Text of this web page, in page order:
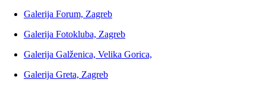
Galerija Forum, Zagreb
Galerija Fotokluba, Zagreb
Galerija Galženica, Velika Gorica,
Galerija Greta, Zagreb